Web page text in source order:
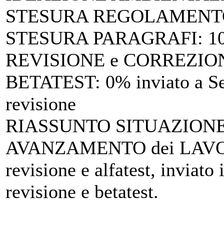
STESURA
STESURA PARAGRAFI:
REVISIONE e
BETATEST: 0% inviato a
revisione
RIASSUNTO
AVANZAMENTO dei
revisione e alfatest,
revisione e betatest.